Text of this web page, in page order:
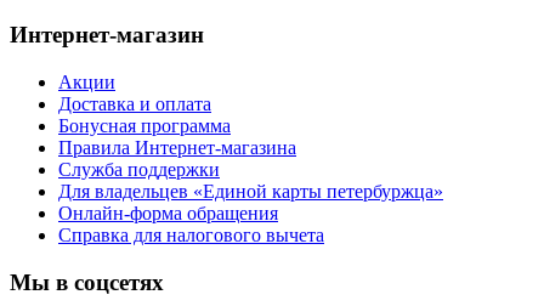
Интернет-магазин
Акции
Доставка и оплата
Бонусная программа
Правила Интернет-магазина
Служба поддержки
Для владельцев «Единой карты петербуржца»
Онлайн-форма обращения
Справка для налогового вычета
Мы в соцсетях